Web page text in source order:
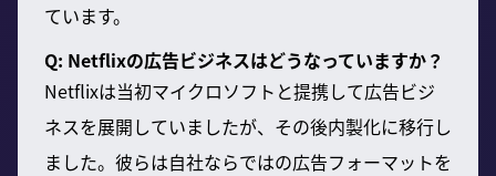
ています。
Q: Netflixの広告ビジネスはどうなっていますか？
Netflixは当初マイクロソフトと提携して広告ビジ
ネスを展開していましたが、その後内製化に移行し
ました。彼らは自社ならではの広告フォーマットを